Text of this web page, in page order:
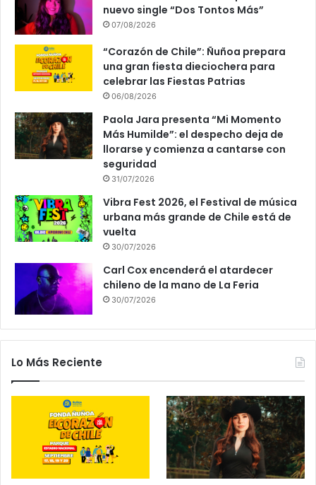
nuevo single “Dos Tontos Más”
07/08/2026
“Corazón de Chile”: Ñuñoa prepara
una gran fiesta dieciochera para
celebrar las Fiestas Patrias
06/08/2026
Paola Jara presenta “Mi Momento
Más Humilde”: el despecho deja de
llorarse y comienza a cantarse con
seguridad
31/07/2026
Vibra Fest 2026, el Festival de música
urbana más grande de Chile está de
vuelta
30/07/2026
Carl Cox encenderá el atardecer
chileno de la mano de La Feria
30/07/2026
Lo Más Reciente